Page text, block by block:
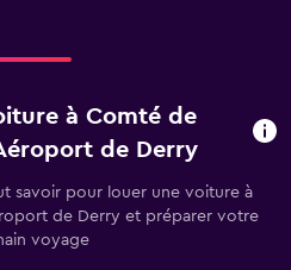
à Comté de
de Derry
savoir pour louer une voiture à
de Derry et préparer votre
voyage